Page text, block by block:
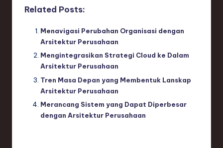
Related Posts:
Menavigasi Perubahan Organisasi dengan
Arsitektur Perusahaan
Mengintegrasikan Strategi Cloud ke Dalam
Arsitektur Perusahaan
Tren Masa Depan yang Membentuk Lanskap
Arsitektur Perusahaan
Merancang Sistem yang Dapat Diperbesar
dengan Arsitektur Perusahaan